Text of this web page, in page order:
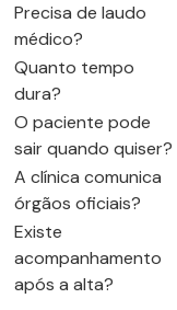
Precisa de laudo
médico?
Quanto tempo
dura?
O paciente pode
sair quando quiser?
A clínica comunica
órgãos oficiais?
Existe
acompanhamento
após a alta?